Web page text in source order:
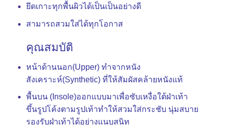
ยึดเกาะทุกพื้นผิวได้เป็นเป็นอย่างดี
สามารถสวมใส่ได้ทุกโอกาส
คุณสมบัติ
หน้าด้านนอก(Upper) ทำจากหนัง
สังเคราะห์(Synthetic) ที่ให้สัมผัสคล้ายหนังแท้
พื้นบน (Insole)ออกแบบมาเพื่อซับเหงื่อใต้ฝ่าเท้า
ขึ้นรูปโค้งตามรูปเท้าทำให้สวมใส่กระชับ นุ่มสบาย
รองรับฝ่าเท้าได้อย่างแนบสนิท